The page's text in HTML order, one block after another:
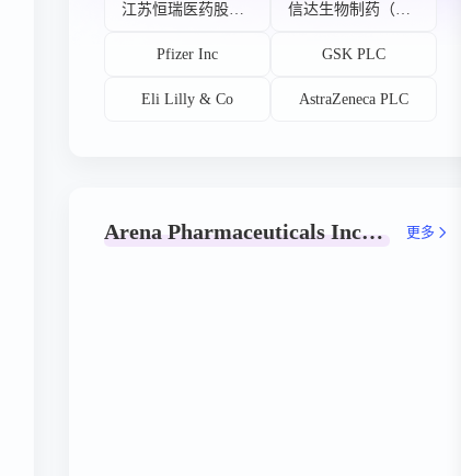
疡性结肠炎
江苏恒瑞医药股份有限公司 信达生物制药（苏州）有限公司
Pfizer Inc GSK PLC
Eli Lilly & Co AstraZeneca PLC
Arena Pharmaceuticals Inc全球新药研发阶段分布 更多